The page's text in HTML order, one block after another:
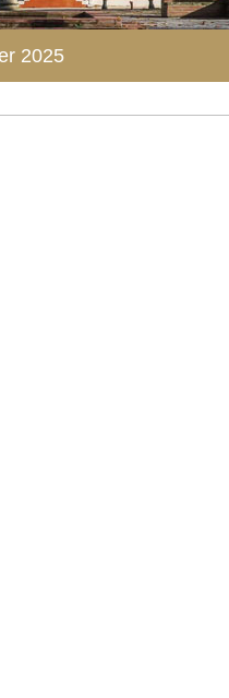
2025